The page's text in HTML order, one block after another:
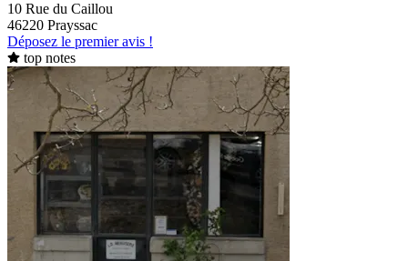
10 Rue du Caillou
46220 Prayssac
Déposez le premier avis !
top notes